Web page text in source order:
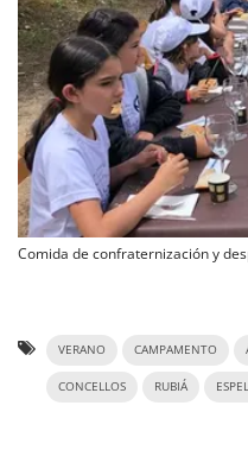
Comida de confraternización y
VERANO CAMPAMENTO
CONCELLOS RUBIÁ